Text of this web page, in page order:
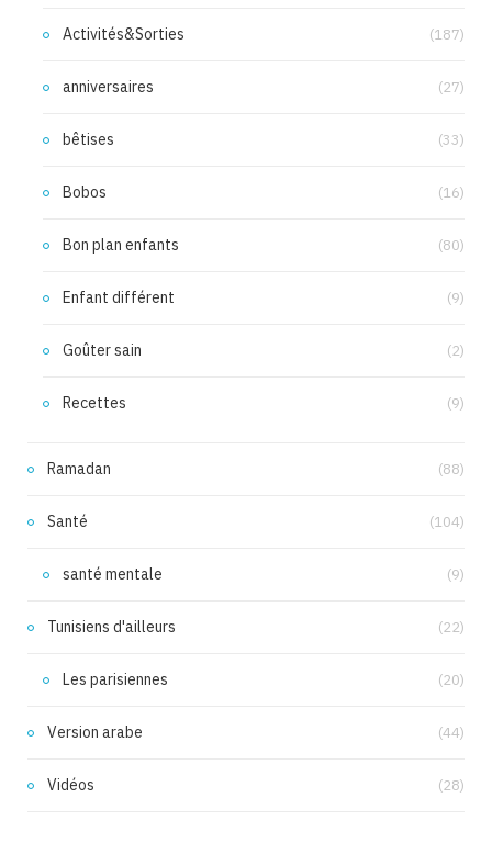
Activités&Sorties (187)
anniversaires (27)
bêtises (33)
Bobos (16)
Bon plan enfants (80)
Enfant différent (9)
Goûter sain (2)
Recettes (9)
Ramadan (88)
Santé (104)
santé mentale (9)
Tunisiens d'ailleurs (22)
Les parisiennes (20)
Version arabe (44)
Vidéos (28)